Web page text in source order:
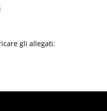
gli allegati: